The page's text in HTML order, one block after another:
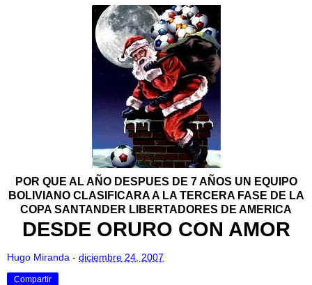
POR QUE AL AÑO DESPUES DE 7 AÑOS UN EQUIPO
BOLIVIANO CLASIFICARA A LA TERCERA FASE DE LA
COPA SANTANDER LIBERTADORES DE AMERICA
DESDE ORURO CON AMOR
Hugo Miranda - diciembre 24, 2007
Compartir